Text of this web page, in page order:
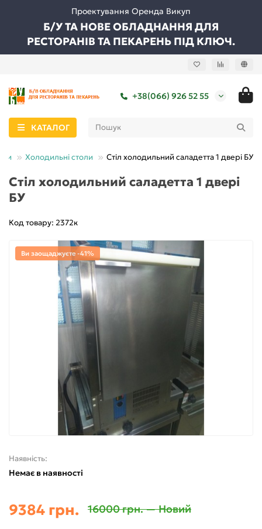
Проектування Оренда Викуп
Б/У ТА НОВЕ ОБЛАДНАННЯ ДЛЯ
РЕСТОРАНІВ ТА ПЕКАРЕНЬ ПІД КЛЮЧ.
+38(066) 926 52 55
КАТАЛОГ
Холодильні столи Стіл холодильний саладетта 1 двері БУ
Стіл холодильний саладетта 1 двері
БУ
Код товару: 2372к
Ви заощаджуєте -41%
Наявність:
Немає в наявності
9384 грн. 16000 грн. — Новий